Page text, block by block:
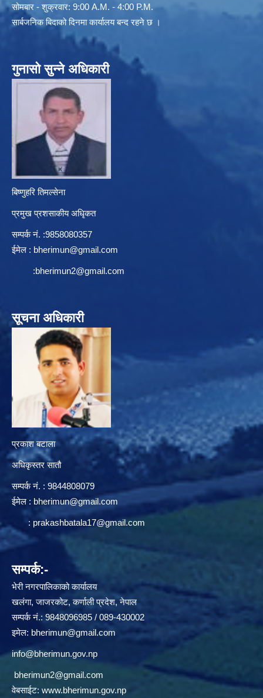
सोमबार - शुक्रवार: 9:00 A.M. - 4:00 P.M.
सार्बजनिक बिदाको दिनमा कार्यालय बन्द रहने छ ।
गुनासो सुन्ने अधिकारी
बिष्णुहरि तिमल्सेना
प्रमुख प्रशसाकीय अधिृकत
सम्पर्क न‌ं. :9858080357
ईमेल : bherimun@gmail.com
:bherimun2@gmail.com
सूचना अधिकारी
प्रकाश बटाला
अधिकृस्तर सातौ
सम्पर्क न‌ं. : 9844808079
ईमेल : bherimun@gmail.com
: prakashbatala17@gmail.com
सम्पर्क:-
भेरी नगरपालिकाको कार्यालय
खलंगा, जाजरकोट, कर्णाली प्रदेश, नेपाल
सम्पर्क नं.: 9848096985 / 089-430002
इमेल: bherimun@gmail.com
info@bherimun.gov.np
bherimun2@gmail.com
वेबसाईट: www.bherimun.gov.np